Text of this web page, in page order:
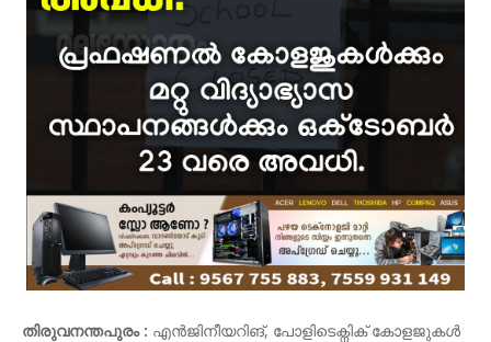
തിരുവനന്തപുരം : എൻജിനീയറിങ്, പോളിടെക്നിക് കോളജുകൾ